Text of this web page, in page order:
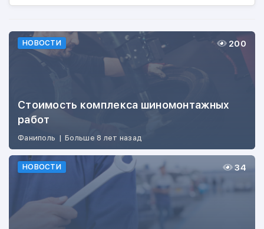
НОВОСТИ
Стоимость комплекса шиномонтажных
работ
Фаниполь | Больше 8 лет назад
200
НОВОСТИ 34